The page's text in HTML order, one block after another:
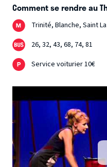
Comment se rendre au
Trinité, Blanche, Saint
26, 32, 43, 68, 74, 81
Service voiturier 10€